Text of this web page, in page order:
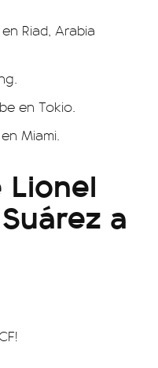
Riad, Arabia
en Tokio.
Miami.
a
!